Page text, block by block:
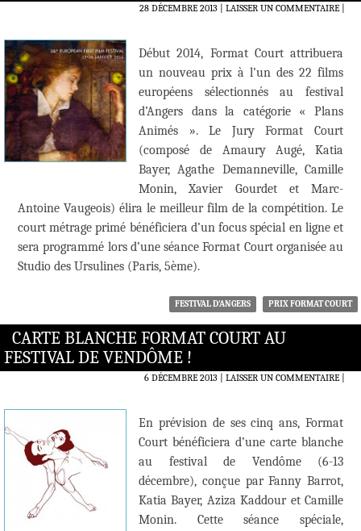
28 DÉCEMBRE 2013 LAISSER UN COMMENTAIRE|
Début 2014, Format Court attribuera
un nouveau prix à l’un des 22 films
européens sélectionnés au festival
d’Angers dans la catégorie « Plans
Animés ». Le Jury Format Court
(composé de Amaury Augé, Katia
Bayer, Agathe Demanneville, Camille
Monin, Xavier Gourdet et Marc-
Antoine Vaugeois) élira le meilleur film de la compétition. Le
court métrage primé bénéficiera d’un focus spécial en ligne et
sera programmé lors d’une séance Format Court organisée au
Studio des Ursulines (Paris, 5ème).
FESTIVAL D'ANGERS PRIX FORMAT COURT
CARTE BLANCHE FORMAT COURT AU
FESTIVAL DE VENDÔME !
6 DÉCEMBRE 2013 LAISSER UN COMMENTAIRE|
En prévision de ses cinq ans, Format
Court bénéficiera d’une carte blanche
au festival de Vendôme (6-13
décembre), conçue par Fanny Barrot,
Katia Bayer, Aziza Kaddour et Camille
Monin. Cette séance spéciale,